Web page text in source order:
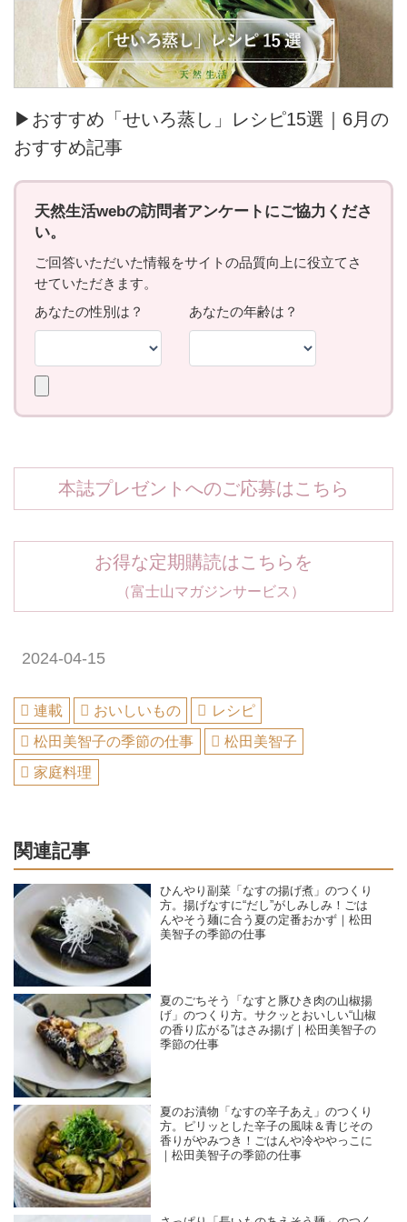
▶おすすめ「せいろ蒸し」レシピ15選｜6月の
おすすめ記事
本誌プレゼントへのご応募はこちら
お得な定期購読はこちらを
（富士山マガジンサービス）
2024-04-15
連載 おいしいもの
レシピ
松田美智子の季節の仕事
松田美智子
家庭料理
関連記事
ひんやり副菜「なすの揚げ煮」のつくり
方。揚げなすに“だし”がしみしみ！ごは
んやそう麺に合う夏の定番おかず｜松田
美智子の季節の仕事
夏のごちそう「なすと豚ひき肉の山椒揚
げ」のつくり方。サクッとおいしい“山椒
の香り広がる”はさみ揚げ｜松田美智子の
季節の仕事
夏のお漬物「なすの辛子あえ」のつくり
方。ピリッとした辛子の風味＆青じその
香りがやみつき！ごはんや冷ややっこに
｜松田美智子の季節の仕事